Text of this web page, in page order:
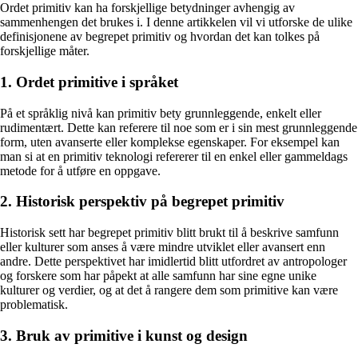
Ordet primitiv kan ha forskjellige betydninger avhengig av
sammenhengen det brukes i. I denne artikkelen vil vi utforske de ulike
definisjonene av begrepet primitiv og hvordan det kan tolkes på
forskjellige måter.
1. Ordet primitive i språket
På et språklig nivå kan primitiv bety grunnleggende, enkelt eller
rudimentært. Dette kan referere til noe som er i sin mest grunnleggende
form, uten avanserte eller komplekse egenskaper. For eksempel kan
man si at en primitiv teknologi refererer til en enkel eller gammeldags
metode for å utføre en oppgave.
2. Historisk perspektiv på begrepet primitiv
Historisk sett har begrepet primitiv blitt brukt til å beskrive samfunn
eller kulturer som anses å være mindre utviklet eller avansert enn
andre. Dette perspektivet har imidlertid blitt utfordret av antropologer
og forskere som har påpekt at alle samfunn har sine egne unike
kulturer og verdier, og at det å rangere dem som primitive kan være
problematisk.
3. Bruk av primitive i kunst og design